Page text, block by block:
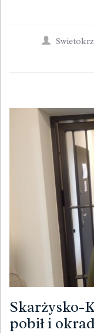
Skarżysko-
pobił i